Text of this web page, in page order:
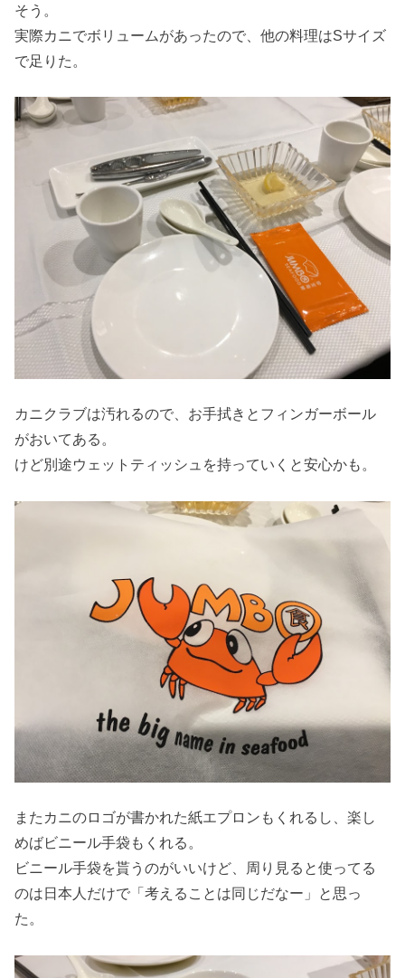
そう。
実際カニでボリュームがあったので、他の料理はSサイズ
で足りた。
カニクラブは汚れるので、お手拭きとフィンガーボール
がおいてある。
けど別途ウェットティッシュを持っていくと安心かも。
またカニのロゴが書かれた紙エプロンもくれるし、楽し
めばビニール手袋もくれる。
ビニール手袋を貰うのがいいけど、周り見ると使ってる
のは日本人だけで「考えることは同じだなー」と思っ
た。